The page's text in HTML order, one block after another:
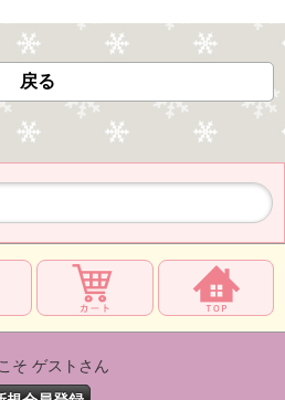
戻る
そ ゲストさん